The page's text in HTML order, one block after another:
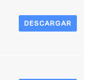
DESCARGAR